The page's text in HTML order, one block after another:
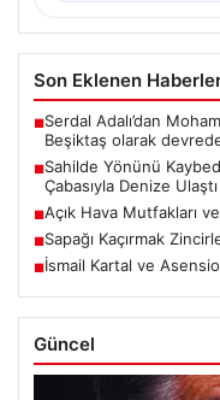
Son Eklenen
■Serdal Adalı’dan
Beşiktaş olarak
■Sahilde Yönünü
Çabasıyla Denize Ulaştı
■Açık Hava Mutfakları
■Sapağı Kaçırmak
■İsmail Kartal ve
Güncel